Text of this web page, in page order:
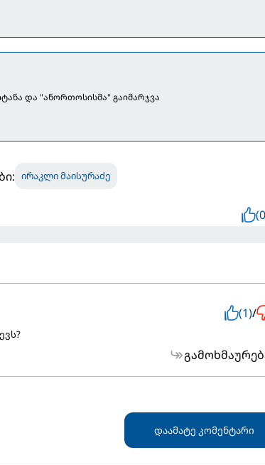
და "ანორთოსისმა" გაიმარჯვა
ირაკლი მაისურაძე
(1)/
დაამატე კომენტარი